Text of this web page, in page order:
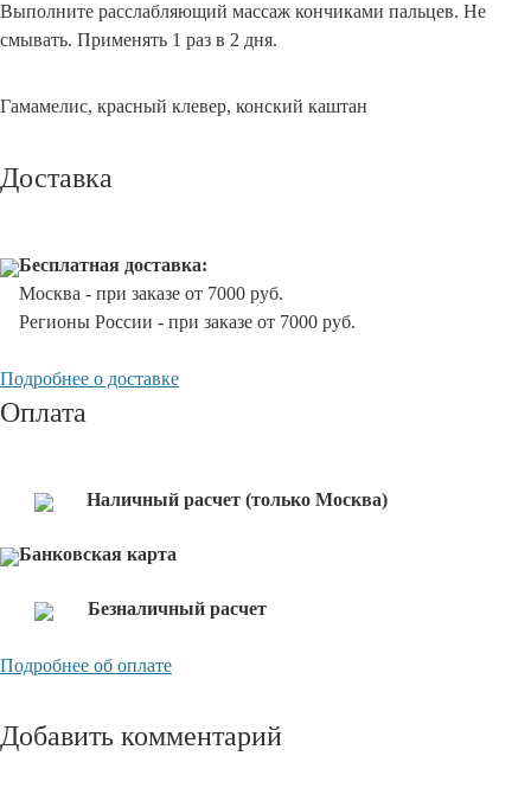
Выполните расслабляющий массаж кончиками пальцев. Не
смывать. Применять 1 раз в 2 дня.
Гамамелис, красный клевер, конский каштан
Доставка
Бесплатная доставка:
Москва - при заказе от 7000 руб.
Регионы России - при заказе от 7000 руб.
Подробнее о доставке
Оплата
Наличный расчет (только Москва)
Банковская карта
Безналичный расчет
Подробнее об оплате
Добавить комментарий